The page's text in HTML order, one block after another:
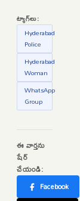
ట్యాగ్‌లు:
Hyderabad
Police
Hyderabad
Woman
WhatsApp
Group
ఈ వార్తను
షేర్
చేయండి:
Facebook